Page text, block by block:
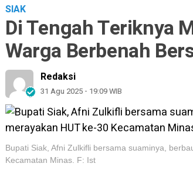
SIAK
Di Tengah Teriknya
Warga Berbenah
Redaksi
31 Agu 2025 - 19:09 WIB
Bupati Siak, Afni Zulkifli bersama suaminya,
Kecamatan Minas. F: Ist